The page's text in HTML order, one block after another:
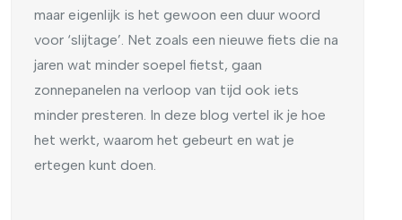
maar eigenlijk is het gewoon een duur woord
voor ‘slijtage’. Net zoals een nieuwe fiets die na
jaren wat minder soepel fietst, gaan
zonnepanelen na verloop van tijd ook iets
minder presteren. In deze blog vertel ik je hoe
het werkt, waarom het gebeurt en wat je
ertegen kunt doen.